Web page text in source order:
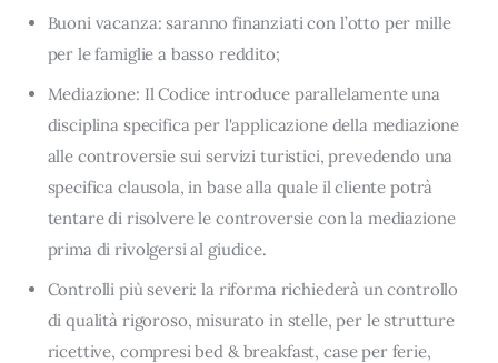
Buoni vacanza: saranno finanziati con l’otto per mille
per le famiglie a basso reddito;
Mediazione: Il Codice introduce parallelamente una
disciplina specifica per l'applicazione della mediazione
alle controversie sui servizi turistici, prevedendo una
specifica clausola, in base alla quale il cliente potrà
tentare di risolvere le controversie con la mediazione
prima di rivolgersi al giudice.
Controlli più severi: la riforma richiederà un controllo
di qualità rigoroso, misurato in stelle, per le strutture
ricettive, compresi bed & breakfast, case per ferie,